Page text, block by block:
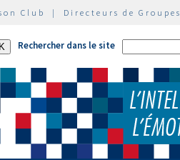
Club | Directeurs de Groupes
Rechercher dans le site